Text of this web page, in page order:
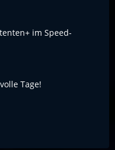
im Speed-
Tage!